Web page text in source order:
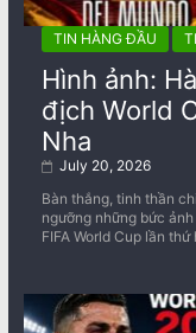
TIN HÀNG ĐẦU
Hình ảnh:
địch World
Nha
July 20, 2026
Bàn thắng, tinh thần
ngưỡng những bức
FIFA World Cup lần